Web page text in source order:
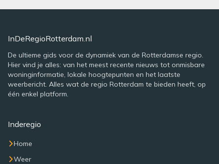
InDeRegioRotterdam.nl
De ultieme gids voor de dynamiek van de Rotterdamse regio.
Hier vind je alles: van het meest recente nieuws tot onmisbare
woninginformatie, lokale hoogtepunten en het laatste
weerbericht. Alles wat de regio Rotterdam te bieden heeft, op
één enkel platform.
Inderegio
Home
Weer